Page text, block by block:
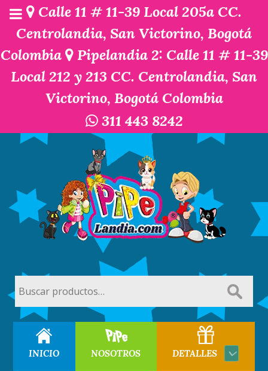
Calle 11 # 11-39 Local 205a CC.
Centrolandia, San Victorino, Bogotá
Colombia
Pipelandia 2: Calle 11 # 11-39
Local 212 y 213 CC. Centrolandia, San
Victorino, Bogotá Colombia
311 443 8242
por:
INICIO NOSOTROS DETALLES